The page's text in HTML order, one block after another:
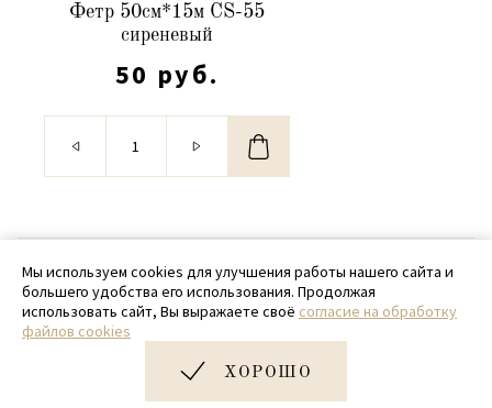
Фетр 50см*15м CS-55
сиреневый
50 руб.
© 2020 - 2026 SamPack
+ 7 (918) 699-97-87
zakaz@sampack.store
Дизайн и разработка сайта
Мы используем cookies для улучшения работы нашего сайта и
большего удобства его использования. Продолжая
использовать сайт, Вы выражаете своё согласие на обработку
файлов cookies
ХОРОШО